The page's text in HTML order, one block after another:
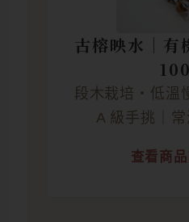
古榕映水｜有
段木栽培・低溫
A 級手挑｜
查看商